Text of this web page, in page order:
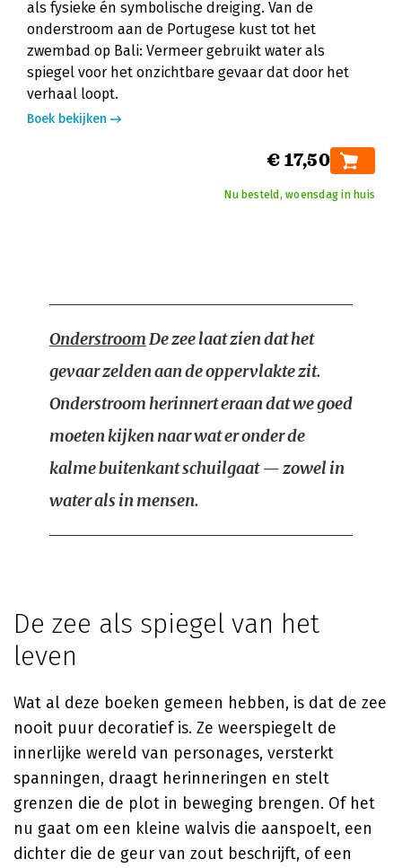
als fysieke én symbolische dreiging. Van de
onderstroom aan de Portugese kust tot het
zwembad op Bali: Vermeer gebruikt water als
spiegel voor het onzichtbare gevaar dat door het
verhaal loopt.
Boek bekijken
€ 17,50
Nu besteld, woensdag in huis
OnderstroomDe zee laat zien dat het
gevaar zelden aan de oppervlakte zit.
Onderstroom herinnert eraan dat we goed
moeten kijken naar wat er onder de
kalme buitenkant schuilgaat — zowel in
water als in mensen.
De zee als spiegel van het
leven
Wat al deze boeken gemeen hebben, is dat de zee
nooit puur decoratief is. Ze weerspiegelt de
innerlijke wereld van personages, versterkt
spanningen, draagt herinneringen en stelt
grenzen die de plot in beweging brengen. Of het
nu gaat om een kleine walvis die aanspoelt, een
dichter die de geur van zout beschrijft, of een